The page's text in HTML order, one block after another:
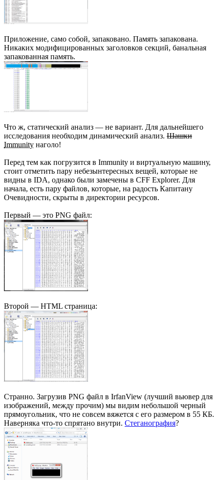
Приложение, само собой, запаковано. Память запакована.
Никаких модифицированных заголовков секций, банальная
запакованная память.
Что ж, статический анализ — не вариант. Для дальнейшего
исследования необходим динамический анализ. Шашки
Immunity наголо!
Перед тем как погрузится в Immunity и виртуальную машину,
стоит отметить пару небезынтересных вещей, которые не
видны в IDA, однако были замечены в CFF Explorer. Для
начала, есть пару файлов, которые, на радость Капитану
Очевидности, скрыты в директории ресурсов.
Первый — это PNG файл:
Второй — HTML страница:
Странно. Загрузив PNG файл в IrfanView (лучший вьювер для
изображений, между прочим) мы видим небольшой черный
прямоугольник, что не совсем вяжется с его размером в 55 КБ.
Наверняка что-то спрятано внутри. Стеганография?